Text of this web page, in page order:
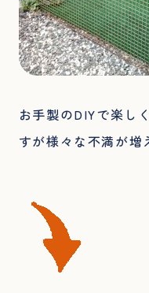
お手製のDIYで楽し
すが様々な不満が